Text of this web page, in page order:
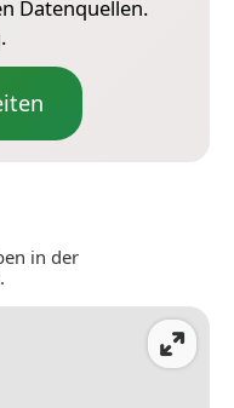
Datenquellen.
in der